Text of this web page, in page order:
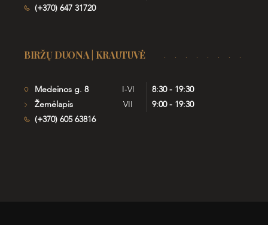
(+370) 647 31720
BIRŽŲ DUONA | KRAUTUVĖ
Medeinos g. 8
Žemėlapis
(+370) 605 63816
I-VI
8:30 - 19:30
VII
9:00 - 19:30